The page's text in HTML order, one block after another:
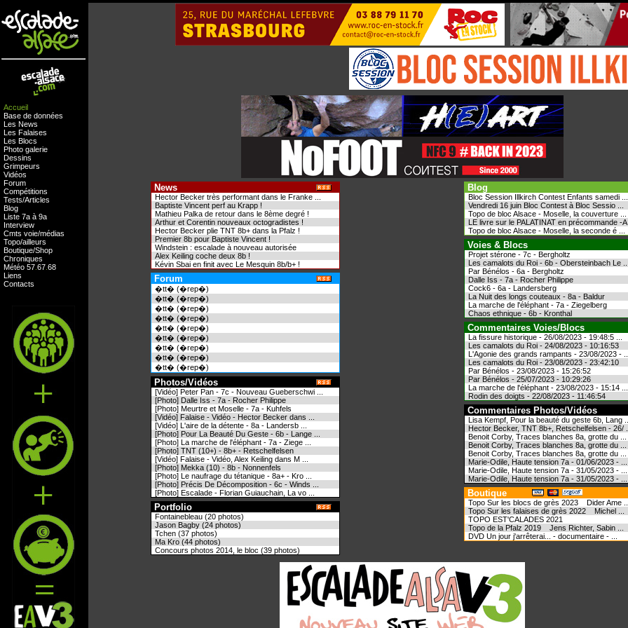
Accueil
Base de données
Les News
Les Falaises
Les Blocs
Photo galerie
Dessins
Grimpeurs
Vidéos
Forum
Compétitions
Tests/Articles
Blog
Liste 7a à 9a
Interview
Cmts voie/médias
Topo/ailleurs
Boutique/Shop
Chroniques
Météo 57 67 68
Liens
Contacts
News
Hector Becker très performant dans le Franke ...
Baptiste Vincent perf au Krapp !
Mathieu Palka de retour dans le 8ème degré !
Arthur et Corentin nouveaux octogradistes !
Hector Becker plie TNT 8b+ dans la Pfalz !
Premier 8b pour Baptiste Vincent !
Windstein : escalade à nouveau autorisée
Alex Keiling coche deux 8b !
Kévin Sbai en finit avec Le Mesquin 8b/b+ !
Forum
�tt� (�rep�)
�tt� (�rep�)
�tt� (�rep�)
�tt� (�rep�)
�tt� (�rep�)
�tt� (�rep�)
�tt� (�rep�)
�tt� (�rep�)
�tt� (�rep�)
Photos/Vidéos
[Vidéo] Peter Pan - 7c - Nouveau Gueberschwi ...
[Photo] Dalle Iss - 7a - Rocher Philippe
[Photo] Meurtre et Moselle - 7a - Kuhfels
[Vidéo] Falaise - Vidéo - Hector Becker dans ...
[Vidéo] L'aire de la détente - 8a - Landersb ...
[Photo] Pour La Beauté Du Geste - 6b - Lange ...
[Photo] La marche de l'éléphant - 7a - Ziege ...
[Photo] TNT (10+) - 8b+ - Retschelfelsen
[Vidéo] Falaise - Vidéo, Alex Keiling dans M ...
[Photo] Mekka (10) - 8b - Nonnenfels
[Photo] Le naufrage du tétanique - 8a+ - Kro ...
[Photo] Précis De Décomposition - 6c - Winds ...
[Photo] Escalade - Florian Guiauchain, La vo ...
Portfolio
Fontainebleau (20 photos)
Jason Bagby (24 photos)
Tchen (37 photos)
Ma Kro (44 photos)
Concours photos 2014, le bloc (39 photos)
Blog
Bloc Session Illkirch Contest Enfants samedi ...
Vendredi 16 juin Bloc Contest à Bloc Sessio ...
Topo de bloc Alsace - Moselle, la couverture ...
LE livre sur le PALATINAT en précommande -A
Topo de bloc Alsace - Moselle, la seconde é ...
Voies & Blocs
Projet stérone - 7c - Bergholtz
Les camalots du Roi - 6b - Obersteinbach Le
Par Bénélos - 6a - Bergholtz
Dalle Iss - 7a - Rocher Philippe
Cock6 - 6a - Landersberg
La Nuit des longs couteaux - 8a - Baldur
La marche de l'éléphant - 7a - Ziegelberg
Chaos ethnique - 6b - Kronthal
Commentaires Voies/Blocs
La fissure historique - 26/08/2023 - 19:48:5 ...
Les camalots du Roi - 24/08/2023 - 10:16:53
L'Agonie des grands rampants - 23/08/2023 -
Les camalots du Roi - 23/08/2023 - 23:42:10
Par Bénélos - 23/08/2023 - 15:26:52
Par Bénélos - 25/07/2023 - 10:29:26
La marche de l'éléphant - 23/08/2023 - 15:14 ...
Rodin des doigts - 22/08/2023 - 11:46:54
Commentaires Photos/Vidéos
Lisa Kempf, Pour la beauté du geste 6b, Lang
Hector Becker, TNT 8b+, Retschelfelsen - 26/
Benoit Corby, Traces blanches 8a, grotte du ...
Benoit Corby, Traces blanches 8a, grotte du ...
Benoit Corby, Traces blanches 8a, grotte du ...
Marie-Odile, Haute tension 7a - 01/06/2023 - ...
Marie-Odile, Haute tension 7a - 31/05/2023 - ...
Marie-Odile, Haute tension 7a - 31/05/2023 - ...
Boutique
Topo Sur les blocs de grès 2023 Dider Ame
Topo Sur les falaises de grès 2022 Michel ...
TOPO EST'CALADES 2021
Topo de la Pfalz 2019 Jens Richter, Sabin ...
DVD Un jour j'arrêterai... - documentaire - ...